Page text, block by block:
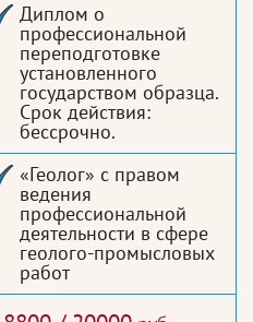
Диплом о
профессиональной
переподготовке
установленного
государством образца.
Срок действия:
бессрочно.
«Геолог» с правом
ведения
профессиональной
деятельности в сфере
геолого-промысловых
работ